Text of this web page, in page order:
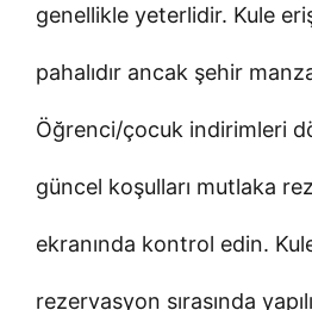
genellikle yeterlidir. Kule
pahalıdır ancak şehir
Öğrenci/çocuk indirimleri
güncel koşulları mutlaka
ekranında kontrol edin.
rezervasyon sırasında